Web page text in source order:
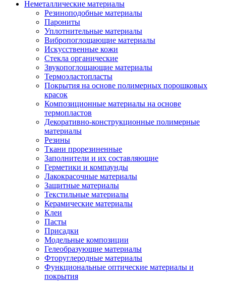
Неметаллические материалы
Резиноподобные материалы
Парониты
Уплотнительные материалы
Вибропоглощающие материалы
Искусственные кожи
Стекла органические
Звукопоглощающие материалы
Термоэластопласты
Покрытия на основе полимерных порошковых
красок
Композиционные материалы на основе
термопластов
Декоративно-конструкционные полимерные
материалы
Резины
Ткани прорезиненные
Заполнители и их составляющие
Герметики и компаунды
Лакокрасочные материалы
Защитные материалы
Текстильные материалы
Керамические материалы
Клеи
Пасты
Присадки
Модельные композиции
Гелеобразующие материалы
Фторуглеродные материалы
Функциональные оптические материалы и
покрытия